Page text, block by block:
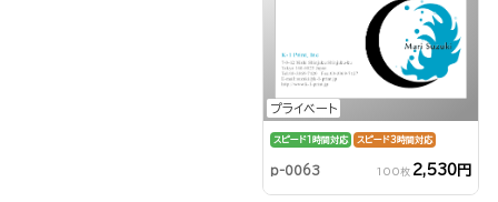
プライベート
スピード1時間対応 スピード3時間対応
p-0063 100枚 2,530円